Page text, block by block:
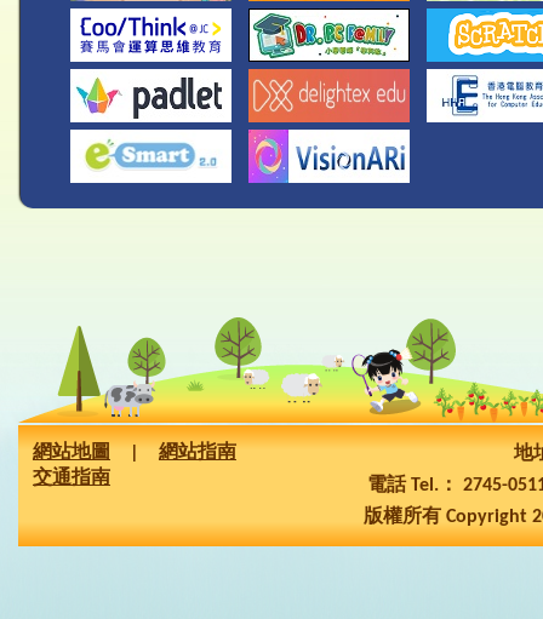
網站地圖
網站指南
交通指南
地
電話 Tel.： 2745-
版權所有 Copyright